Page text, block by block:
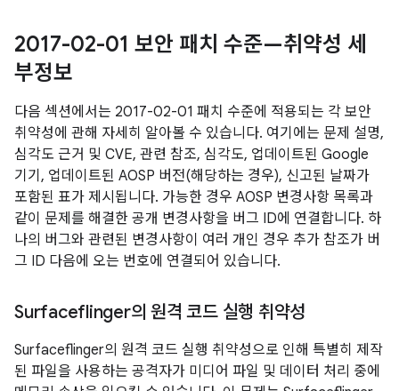
2017-02-01 보안 패치 수준—취약성 세
부정보
다음 섹션에서는 2017-02-01 패치 수준에 적용되는 각 보안
취약성에 관해 자세히 알아볼 수 있습니다. 여기에는 문제 설명,
심각도 근거 및 CVE, 관련 참조, 심각도, 업데이트된 Google
기기, 업데이트된 AOSP 버전(해당하는 경우), 신고된 날짜가
포함된 표가 제시됩니다. 가능한 경우 AOSP 변경사항 목록과
같이 문제를 해결한 공개 변경사항을 버그 ID에 연결합니다. 하
나의 버그와 관련된 변경사항이 여러 개인 경우 추가 참조가 버
그 ID 다음에 오는 번호에 연결되어 있습니다.
Surfaceflinger의 원격 코드 실행 취약성
Surfaceflinger의 원격 코드 실행 취약성으로 인해 특별히 제작
된 파일을 사용하는 공격자가 미디어 파일 및 데이터 처리 중에